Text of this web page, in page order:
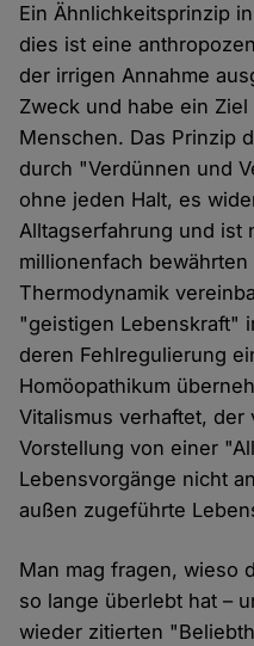
Ein Ähnlichkeitsprinzip
dies ist eine
der irrigen Annahme
Zweck und habe ein
Menschen. Das Prinzip
durch "Verdünnen und
ohne jeden Halt, es
Alltagserfahrung und ist
millionenfach
Thermodynamik
"geistigen Lebenskraft"
deren Fehlregulierung
Homöopathikum
Vitalismus verhaftet,
Vorstellung von einer
Lebensvorgänge nicht
außen zugeführte
Man mag fragen, wieso
so lange überlebt hat –
wieder zitierten